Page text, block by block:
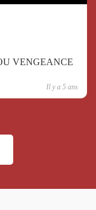
VENGEANCE
Il y a 5 ans